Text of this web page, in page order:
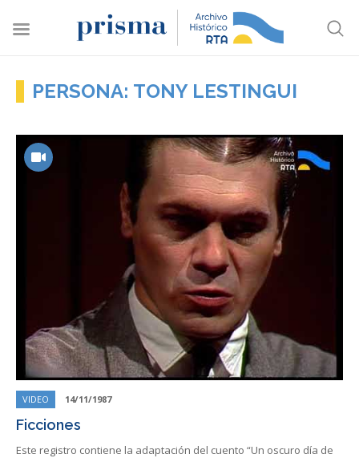
PERSONA: TONY LESTINGUI
VIDEO 14/11/1987
Ficciones
Este registro contiene la adaptación del cuento “Un oscuro día de